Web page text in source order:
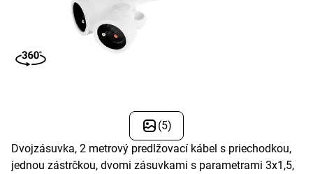
(5)
Dvojzásuvka, 2 metrový predlžovací kábel s priechodkou,
jednou zástrčkou, dvomi zásuvkami s parametrami 3x1,5,